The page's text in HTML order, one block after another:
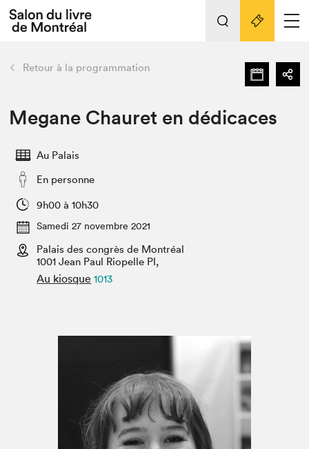
Espace médias
Espace exposant⋅e⋅s
Tout sur l'édition 2022
Actualités
Vidéos et Balados
Club de lecture Braindate
retour Nos activités
Édition 2022
Planifier sa visite
Projets partenaires 2022
Archives
Liens pratiques
Retour à la programmation
Megane Chauret en dédicaces
Au Palais
En personne
9h00 à 10h30
Samedi 27 novembre 2021
Palais des congrès de Montréal
1001 Jean Paul Riopelle Pl,
Au kiosque 1013